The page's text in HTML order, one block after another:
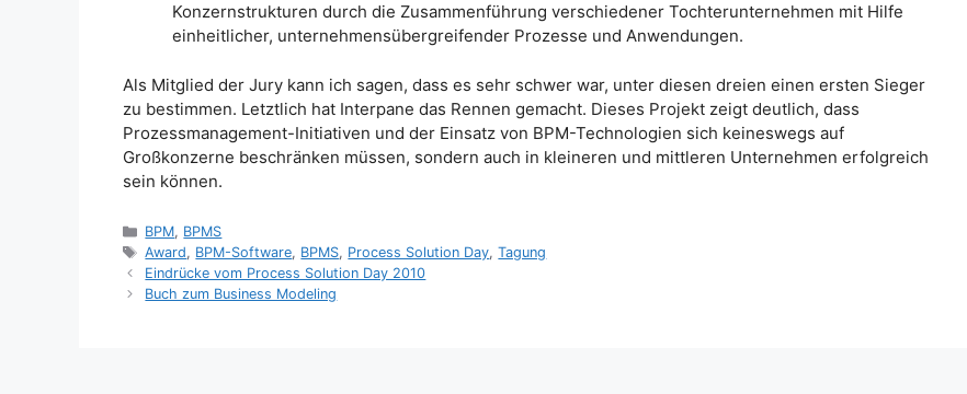
Konzernstrukturen durch die Zusammenführung verschiedener Tochterunternehmen mit Hilfe
einheitlicher, unternehmensübergreifender Prozesse und Anwendungen.
Als Mitglied der Jury kann ich sagen, dass es sehr schwer war, unter diesen dreien einen ersten Sieger
zu bestimmen. Letztlich hat Interpane das Rennen gemacht. Dieses Projekt zeigt deutlich, dass
Prozessmanagement-Initiativen und der Einsatz von BPM-Technologien sich keineswegs auf
Großkonzerne beschränken müssen, sondern auch in kleineren und mittleren Unternehmen erfolgreich
sein können.
Kategorien
BPM, BPMS
Schlagwörter
Award, BPM-Software, BPMS, Process Solution Day,Tagung
Eindrücke vom Process Solution Day 2010
Buch zum Business Modeling